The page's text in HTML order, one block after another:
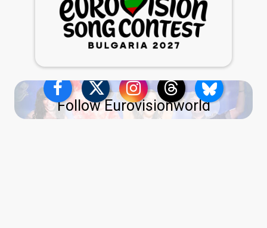
Follow Eurovisionworld